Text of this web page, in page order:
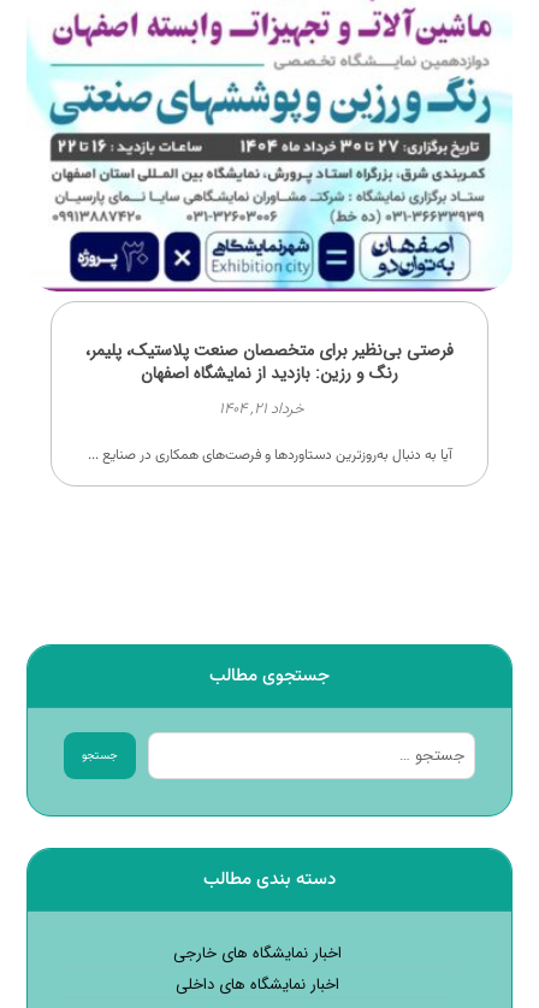
فرصتی بی‌نظیر برای متخصصان صنعت پلاستیک، پلیمر،
رنگ و رزین: بازدید از نمایشگاه اصفهان
خرداد ۲۱, ۱۴۰۴
آیا به دنبال به‌روزترین دستاوردها و فرصت‌های همکاری در صنایع ...
جستجوی مطالب
جستجو
دسته بندی مطالب
اخبار نمایشگاه های خارجی
اخبار نمایشگاه های داخلی